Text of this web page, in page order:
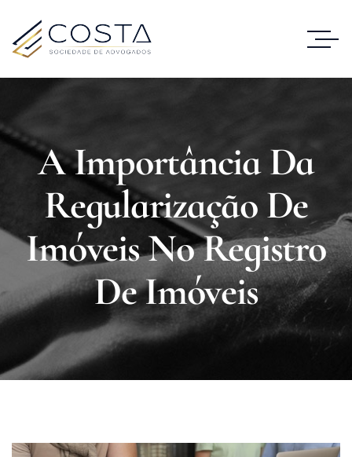
A Importância Da
Regularização De
Imóveis No Registro
De Imóveis